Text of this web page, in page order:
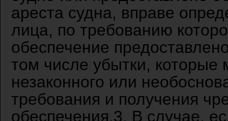
ареста судна, вправе
лица, по требованию
обеспечение
том числе убытки, которые
незаконного или
требования и получения
обеспечения.3. В случае,